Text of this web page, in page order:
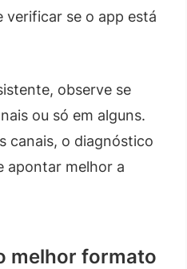
verificar se o app está
observe se
ou só em alguns.
canais, o diagnóstico
apontar melhor a
melhor formato